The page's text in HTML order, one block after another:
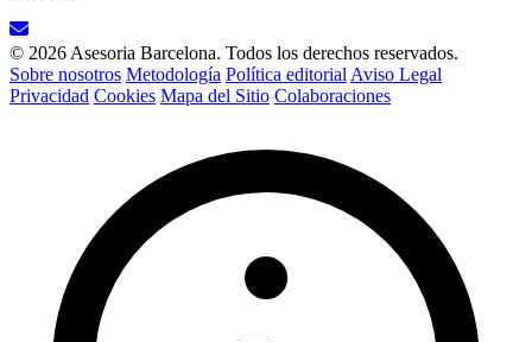
© 2026 Asesoria Barcelona. Todos los derechos reservados.
Sobre nosotros Metodología Política editorial Aviso Legal
Privacidad Cookies Mapa del Sitio Colaboraciones